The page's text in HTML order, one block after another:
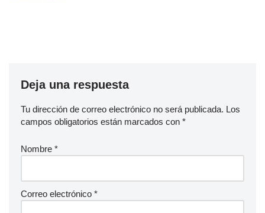
Deja una respuesta
Tu dirección de correo electrónico no será publicada. Los
campos obligatorios están marcados con *
Nombre *
Correo electrónico *